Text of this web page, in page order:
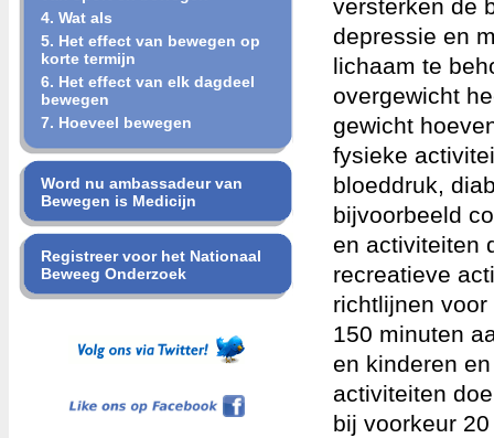
4. Wat als
5. Het effect van bewegen op
korte termijn
6. Het effect van elk dagdeel
bewegen
7. Hoeveel bewegen
Word nu ambassadeur van
Bewegen is Medicijn
Registreer voor het Nationaal
Beweeg Onderzoek
versterken de
depressie en
lichaam te
overgewicht
gewicht
fysieke
bloeddruk,
bijvoorbeeld
en activiteiten
recreatieve
richtlijnen
150 minuten
en kinderen
activiteiten
bij voorkeur